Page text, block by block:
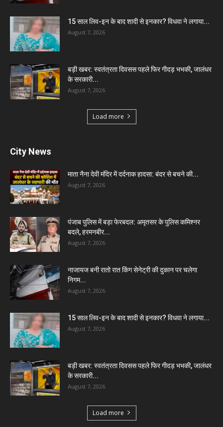
15 साल लिव-इन के बाद शादी से इनकार? विधवा ने लगाया...
August 7, 2026
बड़ी खबर: स्वतंत्रता दिवसस पहले फिर गीदड़ भभकी, जालंधर
के सरकारी...
August 7, 2026
Load more
City News
माता नैना देवी मंदिर में दर्दनाक हादसा: बंदर से बचने की...
August 7, 2026
पंजाब पुलिस में बड़ा फेरबदल: अमृतसर के पुलिस कमिश्नर
बदले, हरमनबीर...
August 7, 2026
नाजायज बनी रातो रात किंग सेनेट्री की दुकान पर चलेगा
निगम...
August 7, 2026
15 साल लिव-इन के बाद शादी से इनकार? विधवा ने लगाया...
August 7, 2026
बड़ी खबर: स्वतंत्रता दिवसस पहले फिर गीदड़ भभकी, जालंधर
के सरकारी...
August 7, 2026
Load more